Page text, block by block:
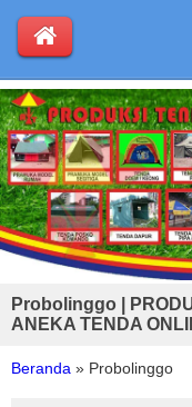
Probolinggo |
ANEKA TENDA
Beranda » Probolinggo